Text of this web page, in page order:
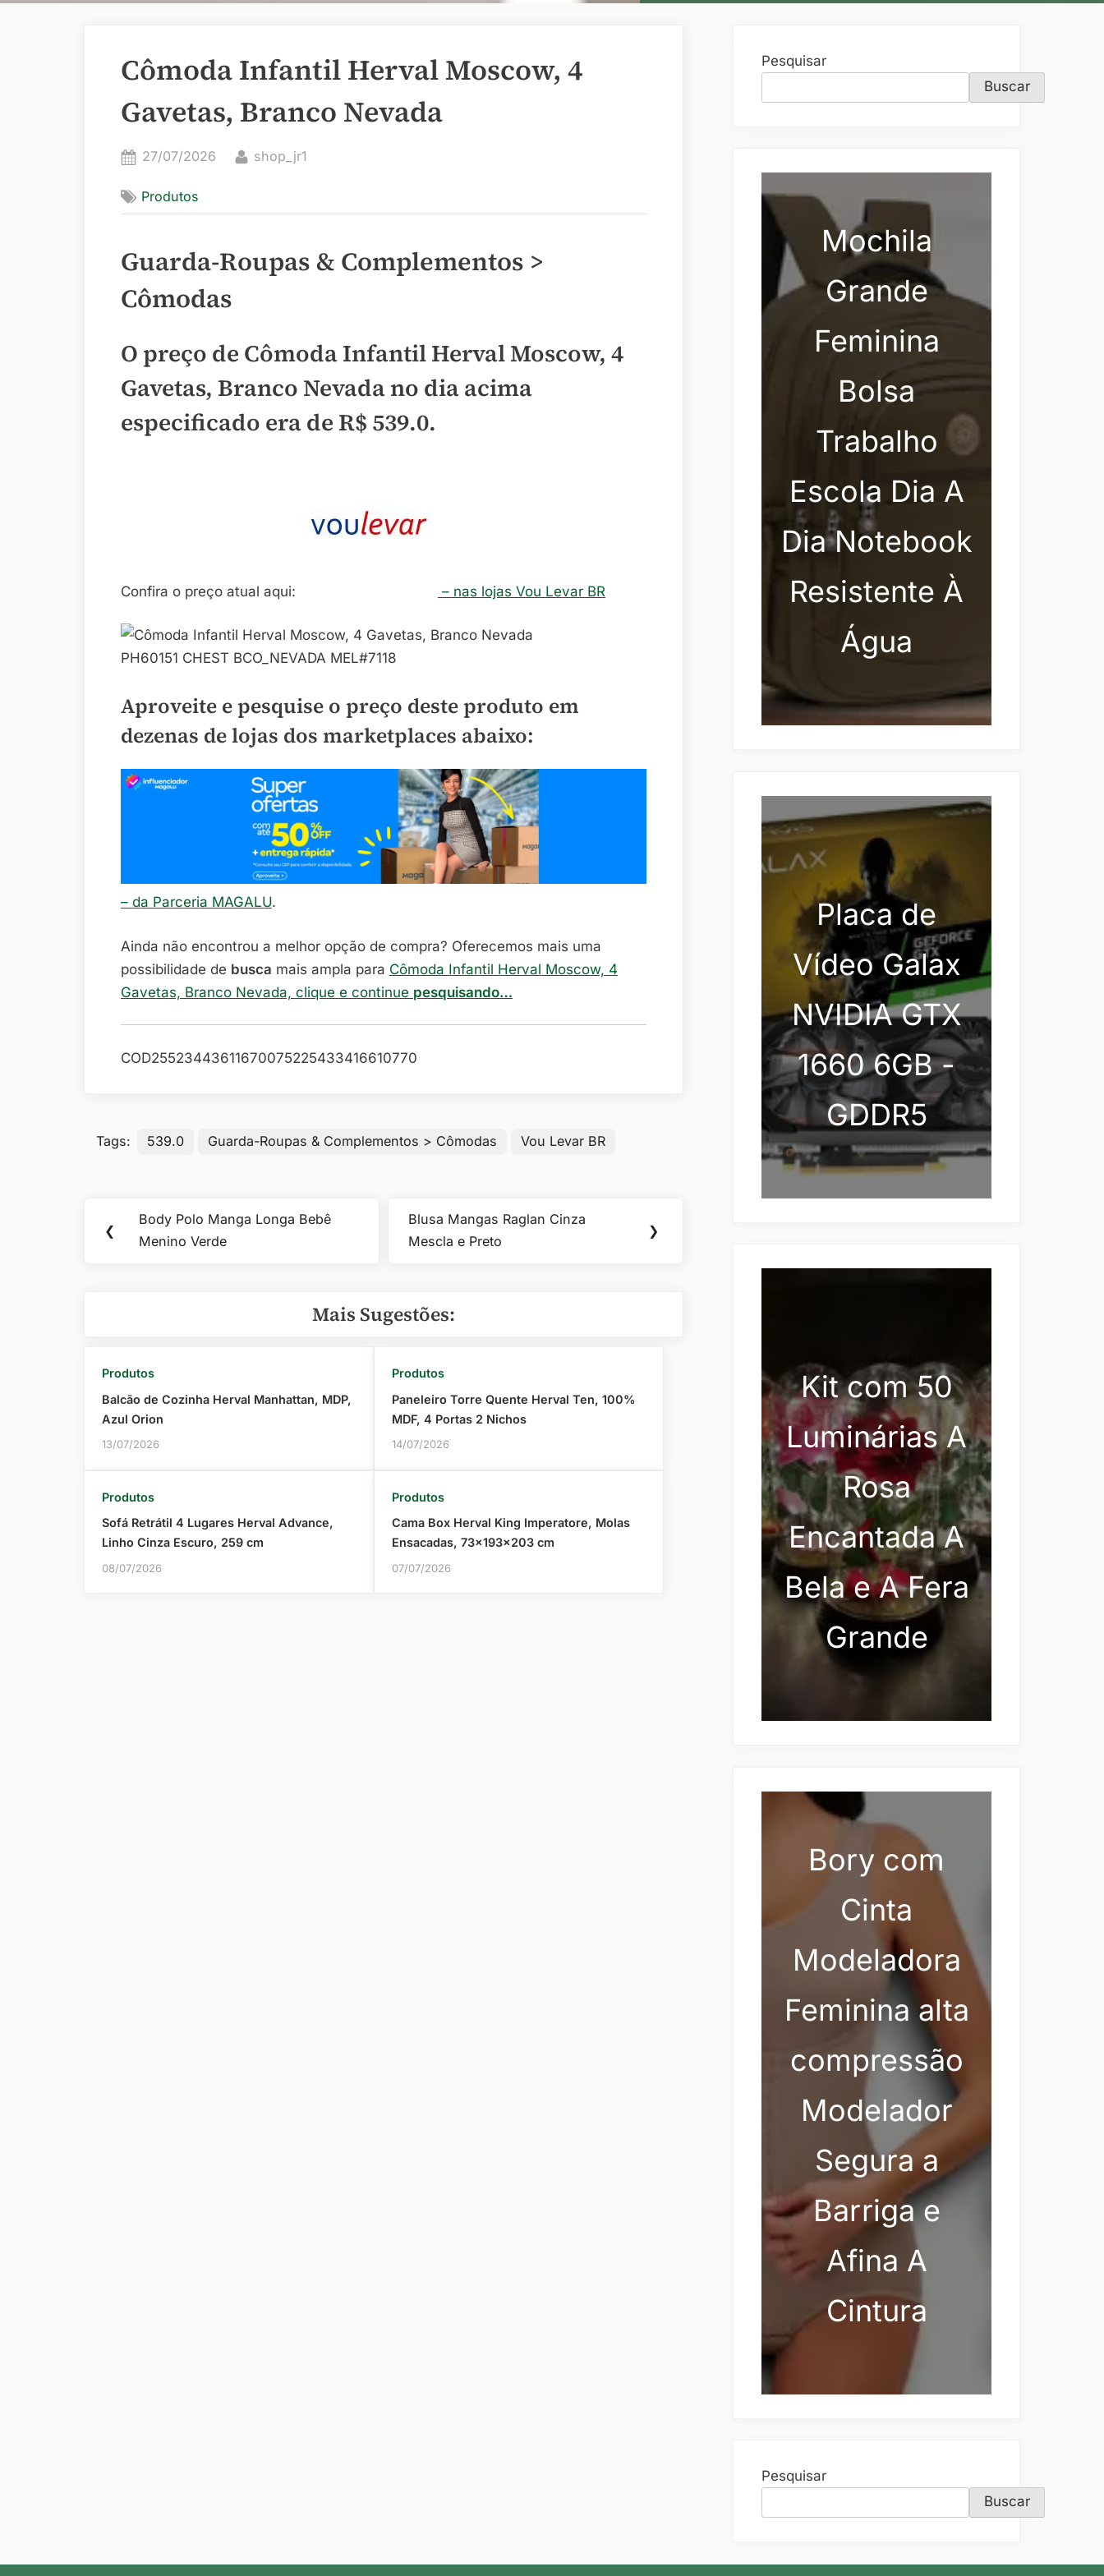
Cômoda Infantil Herval Moscow, 4
Gavetas, Branco Nevada
Posted
27/07/2026 By
shop_jr1
Produtos
Guarda-Roupas & Complementos >
Cômodas
O preço de Cômoda Infantil Herval Moscow, 4
Gavetas, Branco Nevada no dia acima
especificado era de R$ 539.0.
Confira o preço atual aqui: – nas lojas Vou Levar BR
PH60151 CHEST BCO_NEVADA MEL#7118
Aproveite e pesquise o preço deste produto em
dezenas de lojas dos marketplaces abaixo:
– da Parceria MAGALU.
Ainda não encontrou a melhor opção de compra? Oferecemos mais uma
possibilidade de busca mais ampla para Cômoda Infantil Herval Moscow, 4
Gavetas, Branco Nevada, clique e continue pesquisando…
COD25523443611670075225433416610770
Tags: 539.0 Guarda-Roupas & Complementos > Cômodas Vou Levar BR
Navegação
de
❮
Previous
Post:
Body Polo Manga Longa Bebê
Menino Verde
Next
Post:
Blusa Mangas Raglan Cinza
Mescla e Preto
❯
Mais Sugestões:
Produtos
Balcão de Cozinha Herval Manhattan, MDP,
Azul Orion
13/07/2026
Produtos
Paneleiro Torre Quente Herval Ten, 100%
MDF, 4 Portas 2 Nichos
14/07/2026
Produtos
Sofá Retrátil 4 Lugares Herval Advance,
Linho Cinza Escuro, 259 cm
08/07/2026
Produtos
Cama Box Herval King Imperatore, Molas
Ensacadas, 73x193x203 cm
07/07/2026
Pesquisar
Buscar
Mochila
Grande
Feminina
Bolsa
Trabalho
Escola Dia A
Dia Notebook
Resistente À
Água
Placa de
Vídeo Galax
NVIDIA GTX
1660 6GB -
GDDR5
Kit com 50
Luminárias A
Rosa
Encantada A
Bela e A Fera
Grande
Bory com
Cinta
Modeladora
Feminina alta
compressão
Modelador
Segura a
Barriga e
Afina A
Cintura
Pesquisar
Buscar